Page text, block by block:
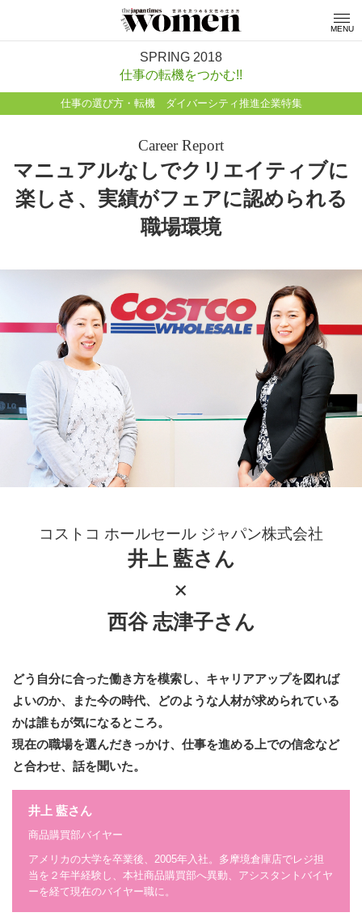
MENU
SPRING 2018
仕事の転機をつかむ!!
仕事の選び方・転機 ダイバーシティ推進企業特集
Career Report
マニュアルなしでクリエイティブに
楽しさ、実績がフェアに認められる
職場環境
コストコ ホールセール ジャパン株式会社
井上 藍さん
×
西谷 志津子さん
どう自分に合った働き方を模索し、キャリアアップを図れば
よいのか、また今の時代、どのような人材が求められている
かは誰もが気になるところ。
現在の職場を選んだきっかけ、仕事を進める上での信念など
と合わせ、話を聞いた。
井上 藍さん
商品購買部バイヤー
アメリカの大学を卒業後、2005年入社。多摩境倉庫店でレジ担
当を２年半経験し、本社商品購買部へ異動、アシスタントバイヤ
ーを経て現在のバイヤー職に。